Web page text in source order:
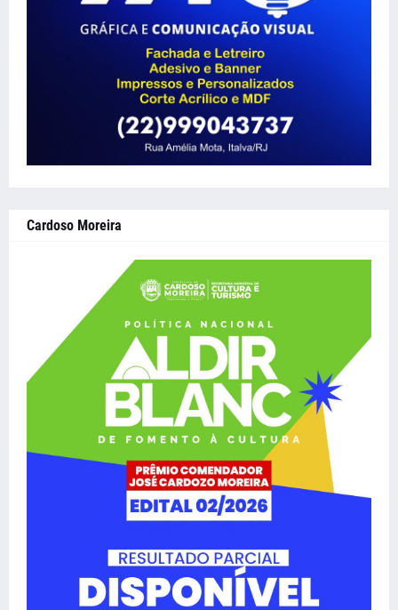
Cardoso Moreira